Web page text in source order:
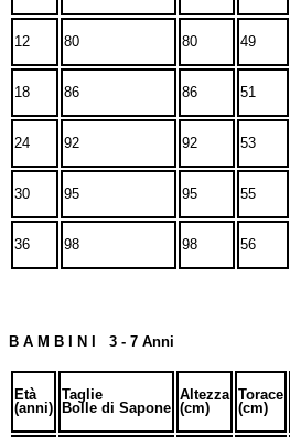
12 80 80 49
18 86 86 51
24 92 92 53
30 95 95 55
36 98 98 56
B A M B I N I 3 - 7 Anni
Età
(anni)
Taglie
Bolle di Sapone
Altezza
(cm)
Torace
(cm)